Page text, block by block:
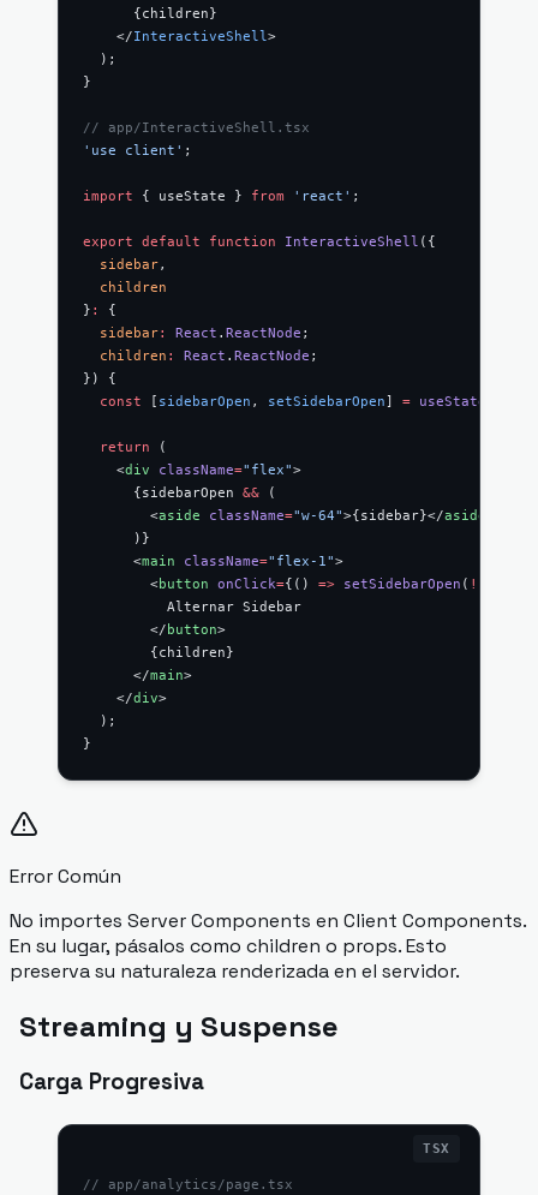
      {children}
    </
InteractiveShell >
  );
}
// app/InteractiveShell.tsx
'use client' ;
import { useState } from 'react' ;
export default function InteractiveShell ({
  sidebar
,
  children
} :
{
  sidebar
: React . ReactNode ;
  children
: React . ReactNode ;
}) {
  const
[ sidebarOpen , setSidebarOpen] = useState
  return
(
    <
div className="flex">
      {sidebarOpen
&& (
        <
aside className="w-64">{sidebar}</aside
      )}
      <
main className="flex-1">
        <
button onClick={() => setSidebarOpen ( !
          Alternar Sidebar
        </
button>
        {children}
      </
main>
    </
div>
  );
}
Error Común
No importes Server Components en Client Components.
En su lugar, pásalos como children o props. Esto
preserva su naturaleza renderizada en el servidor.
Streaming y Suspense
Carga Progresiva
// app/analytics/page.tsx